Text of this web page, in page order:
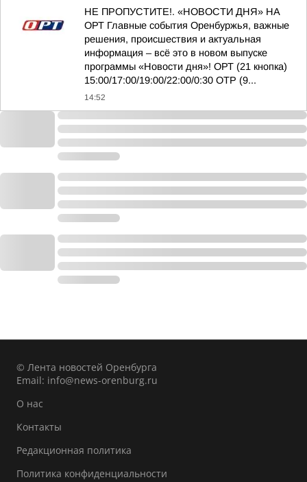
НЕ ПРОПУСТИТЕ!. «НОВОСТИ ДНЯ» НА
ОРТ Главные события Оренбуржья, важные
решения, происшествия и актуальная
информация – всё это в новом выпуске
программы «Новости дня»! ОРТ (21 кнопка)
15:00/17:00/19:00/22:00/0:30 ОТР (9...
14:52
© Лента новостей Оренбурга
Email: info@news-orenburg.ru
О нас
Контакты
Редакционная политика
Политика конфиденциальности